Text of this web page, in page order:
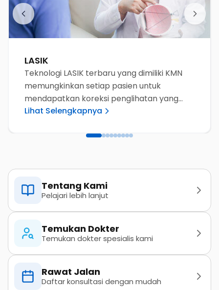
LASIK
Teknologi LASIK terbaru yang dimiliki KMN
memungkinkan setiap pasien untuk
mendapatkan koreksi penglihatan yang
personal sesuai kondisi mata masing-
Lihat Selengkapnya
Tentang Kami
Pelajari lebih lanjut
Temukan Dokter
Temukan dokter spesialis kami
Rawat Jalan
Daftar konsultasi dengan mudah